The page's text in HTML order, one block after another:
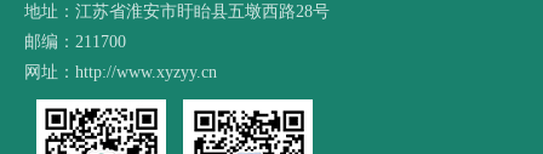
地址：江苏省淮安市盱眙县五墩西路28号
邮编：211700
网址：http://www.xyzyy.cn